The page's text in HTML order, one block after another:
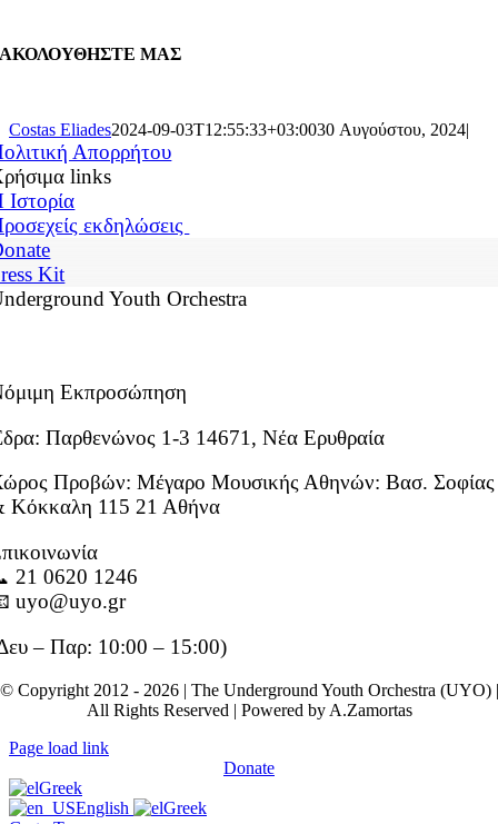
ΑΚΟΛΟΥΘΗΣΤΕ ΜΑΣ
Costas Eliades2024-09-03T12:55:33+03:0030 Αυγούστου, 2024|
Απορρήτου
links
Ιστορία
εκδηλώσεις
Kit
Youth Orchestra
Εκπροσώπηση
Παρθενώνος 1-3 14671, Νέα Ερυθραία
Προβών: Μέγαρο Μουσικής Αθηνών: Βασ. Σοφίας
Κόκκαλη 115 21 Αθήνα
21 0620 1246
uyo@uyo.gr
– Παρ: 10:00 – 15:00)
© Copyright 2012 - 2026 | The Underground Youth Orchestra (UYO) |
All Rights Reserved | Powered by A.Zamortas
Page load link
Donate
Greek
English
Greek